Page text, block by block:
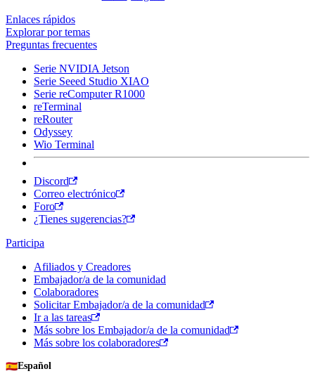
Enlaces rápidos
Explorar por temas
Preguntas frecuentes
Serie NVIDIA Jetson
Serie Seeed Studio XIAO
Serie reComputer R1000
reTerminal
reRouter
Odyssey
Wio Terminal
Discord
Correo electrónico
Foro
¿Tienes sugerencias?
Participa
Afiliados y Creadores
Embajador/a de la comunidad
Colaboradores
Solicitar Embajador/a de la comunidad
Ir a las tareas
Más sobre los Embajador/a de la comunidad
Más sobre los colaboradores
🇪🇸Español